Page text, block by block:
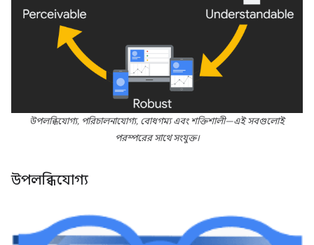
উপলব্ধিযোগ্য, পরিচালনাযোগ্য, বোধগম্য এবং শক্তিশালী—এই সবগুলোই
পরস্পরের সাথে সংযুক্ত।
উপলব্ধিযোগ্য